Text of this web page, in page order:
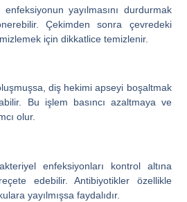
yayılmasını durdurmak
Çekimden sonra çevredeki
için dikkatlice temizlenir.
diş hekimi apseyi boşaltmak
Bu işlem basıncı azaltmaya ve
olur.
enfeksiyonları kontrol altına
edebilir. Antibiyotikler özellikle
yayılmışsa faydalıdır.